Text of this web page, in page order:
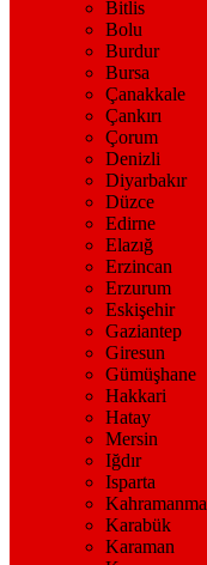
Bitlis
Bolu
Burdur
Bursa
Çanakkale
Çankırı
Çorum
Denizli
Diyarbakır
Düzce
Edirne
Elazığ
Erzincan
Erzurum
Eskişehir
Gaziantep
Giresun
Gümüşhane
Hakkari
Hatay
Mersin
Iğdır
Isparta
Karabük
Karaman